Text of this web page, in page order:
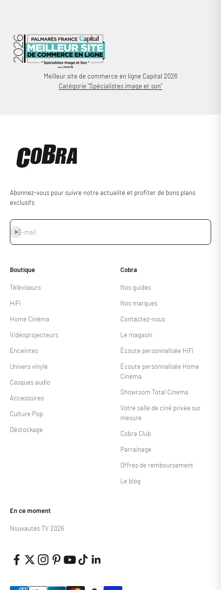
Meilleur site de commerce en ligne Capital 2026
Catégorie "Spécialistes image et son"
Abonnez-vous pour suivre notre actualité et profiter de bons plans
exclusifs
E-mail
S'inscrire
Boutique
Téléviseurs
HiFi
Home Cinéma
Vidéoprojecteurs
Enceintes
Univers vinyle
Casques audio
Accessoires
Culture Pop
Déstockage
Cobra
Nos guides
Nos marques
Contactez-nous
Le magasin
Écoute personnalisée HiFi
Écoute personnalisée Home
Cinéma
Showroom Total Cinema
Votre salle de ciné privée sur
mesure
Cobra Club
Parrainage
Offres de remboursement
Le blog
En ce moment
Nouvautés TV 2026